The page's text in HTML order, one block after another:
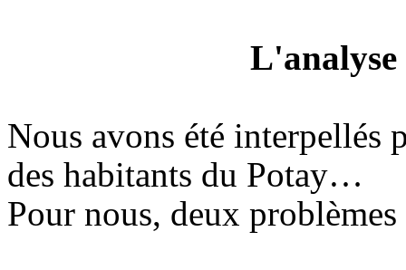
Nous avons été interpellés
des habitants du Potay…
Pour nous, deux